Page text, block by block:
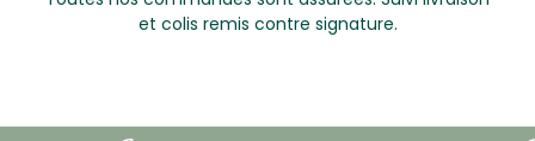
et colis remis contre signature.